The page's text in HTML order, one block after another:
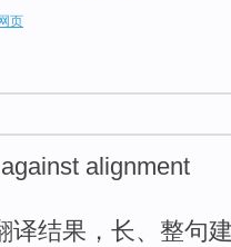
页
alignment
译结果，长、整句